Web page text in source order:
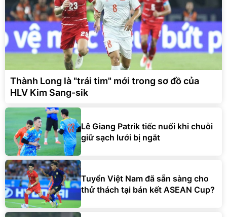
Thành Long là "trái tim" mới trong sơ đồ của
HLV Kim Sang-sik
Lê Giang Patrik tiếc nuối khi chuỗi
giữ sạch lưới bị ngắt
Tuyển Việt Nam đã sẵn sàng cho
thử thách tại bán kết ASEAN Cup?